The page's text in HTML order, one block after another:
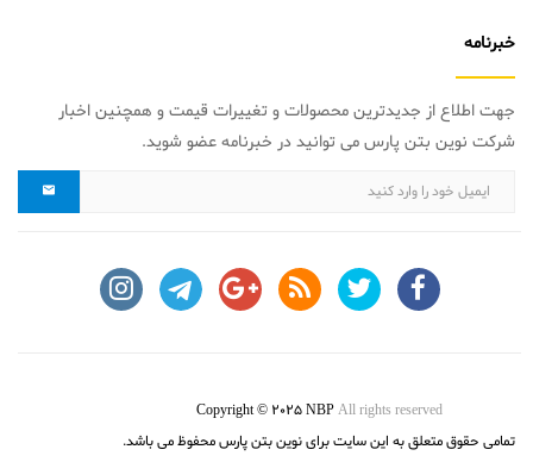
خبرنامه
جهت اطلاع از جدیدترین محصولات و تغییرات قیمت و همچنین اخبار
شرکت نوین بتن پارس می توانید در خبرنامه عضو شوید.
Copyright © 2025 NBPAll rights reserved
تمامی حقوق متعلق به این سایت برای نوین بتن پارس محفوظ می باشد.